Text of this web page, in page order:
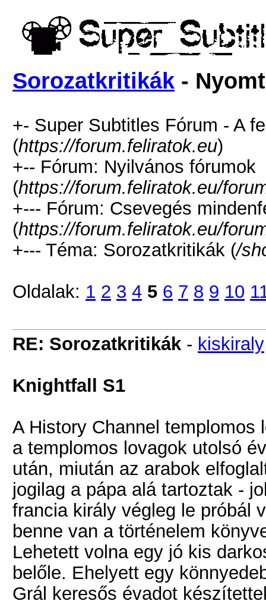
Sorozatkritikák -
+- Super Subtitles Fórum - A
(https://forum.feliratok.eu)
+-- Fórum: Nyilvános fórumok
(https://forum.feliratok.eu/
+--- Fórum: Csevegés
(https://forum.feliratok.eu/
+--- Téma: Sorozatkritikák (/
Oldalak: 1 2 3 4 5 6 7 8 9 10
RE: Sorozatkritikák - kiskiraly
Knightfall S1
A History Channel templomos
a templomos lovagok utolsó
után, miután az arabok
jogilag a pápa alá tartoztak -
francia király végleg le próbál
benne van a történelem
Lehetett volna egy jó kis
belőle. Ehelyett egy
Grál keresős évadot